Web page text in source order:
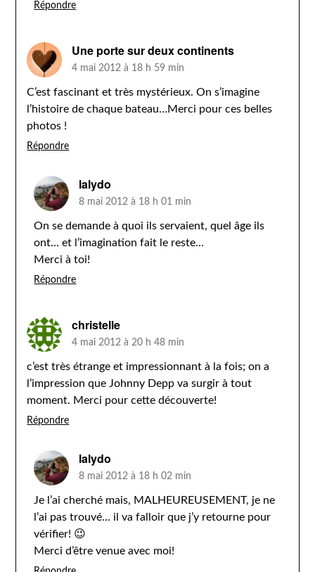
Répondre
Une porte sur deux continents
4 mai 2012 à 18 h 59 min
C’est fascinant et très mystérieux. On s’imagine
l’histoire de chaque bateau…Merci pour ces belles
photos !
Répondre
lalydo
8 mai 2012 à 18 h 01 min
On se demande à quoi ils servaient, quel âge ils
ont… et l’imagination fait le reste…
Merci à toi!
Répondre
christelle
4 mai 2012 à 20 h 48 min
c’est très étrange et impressionnant à la fois; on a
l’impression que Johnny Depp va surgir à tout
moment. Merci pour cette découverte!
Répondre
lalydo
8 mai 2012 à 18 h 02 min
Je l’ai cherché mais, MALHEUREUSEMENT, je ne
l’ai pas trouvé… il va falloir que j’y retourne pour
vérifier! 😉
Merci d’être venue avec moi!